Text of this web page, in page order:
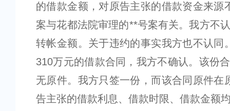
的借款金额，对原告主张的借款资金来源
案与花都法院审理的**号案有关。我方不
转帐金额。关于违约的事实我方也不认同
310万元的借款合同，我方不确认。该份
无原件。我方只签一份，而该合同原件在
告主张的借款利息、借款时限、借款金额